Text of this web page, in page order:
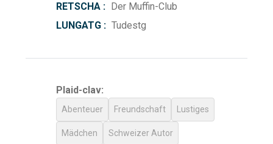
RETSCHA : Der Muffin-Club
LUNGATG : Tudestg
Plaid-clav:
Abenteuer Freundschaft Lustiges
Mädchen Schweizer Autor